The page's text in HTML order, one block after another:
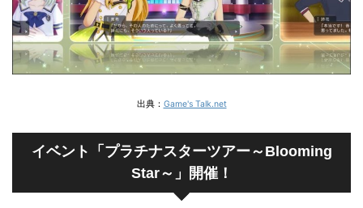
出典： Game's Talk.net
イベント「プラチナスターツアー～Blooming
Star～」開催！